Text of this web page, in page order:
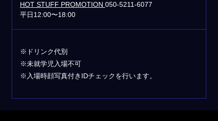
HOT STUFF PROMOTION 050-5211-6077
平日12:00〜18:00
※ドリンク代別
※未就学児入場不可
※入場時顔写真付きIDチェックを行います。